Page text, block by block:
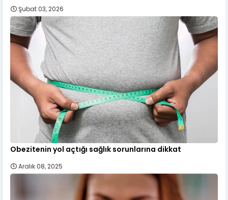
Şubat 03, 2026
Obezitenin yol açtığı sağlık sorunlarına dikkat
Aralık 08, 2025